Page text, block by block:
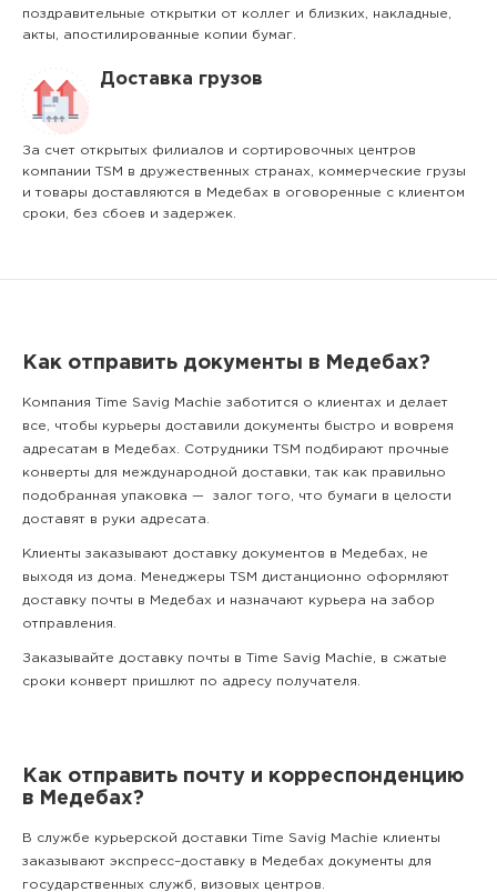
поздравительные открытки от коллег и близких, накладные,
акты, апостилированные копии бумаг.
Доставка грузов
За счет открытых филиалов и сортировочных центров
компании TSM в дружественных странах, коммерческие грузы
и товары доставляются в Медебах в оговоренные с клиентом
сроки, без сбоев и задержек.
Как отправить документы в Медебах?
Компания Time Savig Machie заботится о клиентах и делает
все, чтобы курьеры доставили документы быстро и вовремя
адресатам в Медебах. Сотрудники TSM подбирают прочные
конверты для международной доставки, так как правильно
подобранная упаковка — залог того, что бумаги в целости
доставят в руки адресата.
Клиенты заказывают доставку документов в Медебах, не
выходя из дома. Менеджеры TSM дистанционно оформляют
доставку почты в Медебах и назначают курьера на забор
отправления.
Заказывайте доставку почты в Time Savig Machie, в сжатые
сроки конверт пришлют по адресу получателя.
Как отправить почту и корреспонденцию
в Медебах?
В службе курьерской доставки Time Savig Machie клиенты
заказывают экспресс–доставку в Медебах документы для
государственных служб, визовых центров.